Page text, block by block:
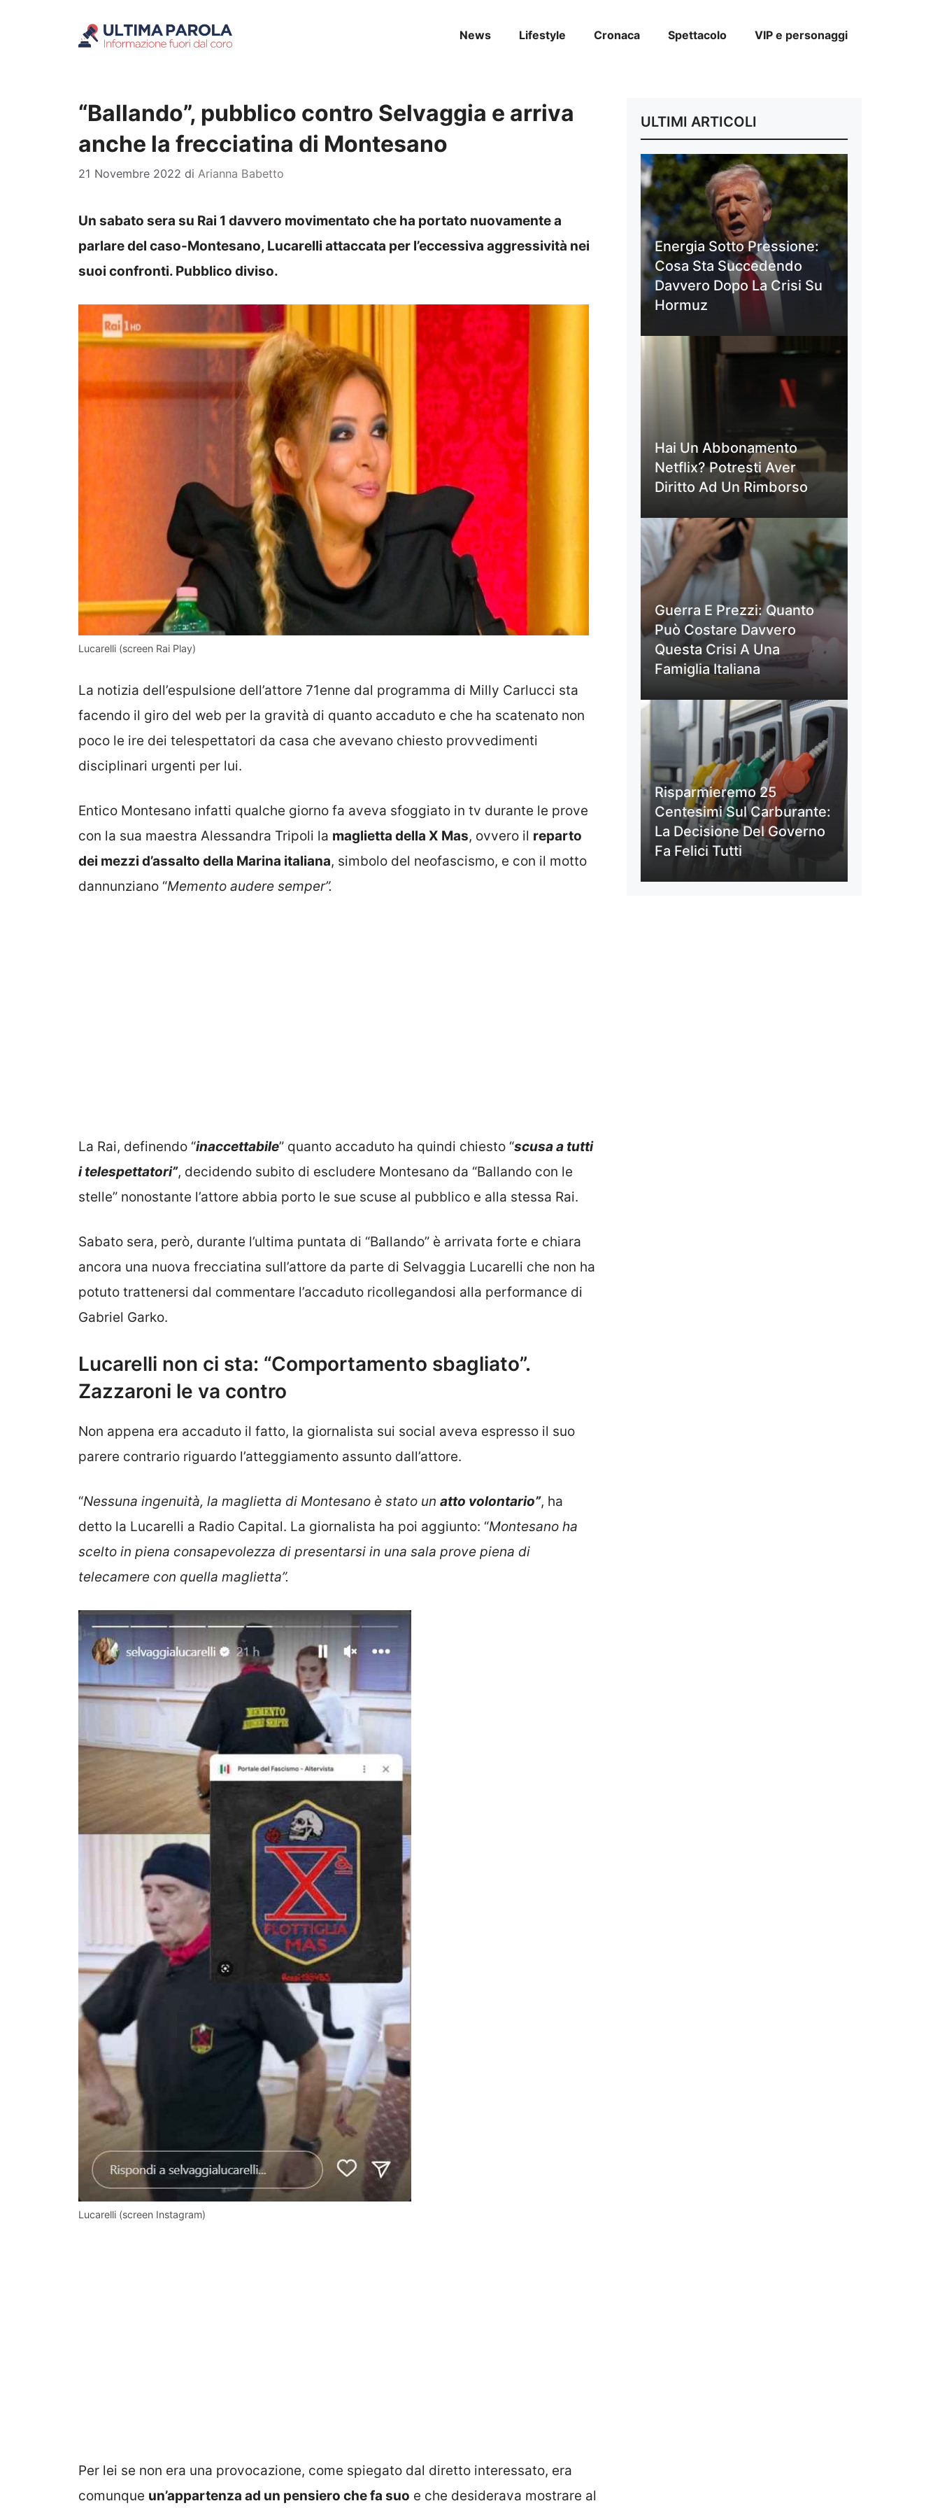
News Lifestyle Cronaca Spettacolo VIP e personaggi
“Ballando”, pubblico contro Selvaggia e arriva
anche la frecciatina di Montesano
21 Novembre 2022 di Arianna Babetto
Un sabato sera su Rai 1 davvero movimentato che ha portato nuovamente a
parlare del caso-Montesano, Lucarelli attaccata per l’eccessiva aggressività nei
suoi confronti. Pubblico diviso.
Lucarelli (screen Rai Play)
La notizia dell’espulsione dell’attore 71enne dal programma di Milly Carlucci sta
facendo il giro del web per la gravità di quanto accaduto e che ha scatenato non
poco le ire dei telespettatori da casa che avevano chiesto provvedimenti
disciplinari urgenti per lui.
Entico Montesano infatti qualche giorno fa aveva sfoggiato in tv durante le prove
con la sua maestra Alessandra Tripoli la maglietta della X Mas, ovvero il reparto
dei mezzi d’assalto della Marina italiana, simbolo del neofascismo, e con il motto
dannunziano “Memento audere semper”.
La Rai, definendo “inaccettabile” quanto accaduto ha quindi chiesto “scusa a tutti
i telespettatori”, decidendo subito di escludere Montesano da “Ballando con le
stelle” nonostante l’attore abbia porto le sue scuse al pubblico e alla stessa Rai.
Sabato sera, però, durante l’ultima puntata di “Ballando” è arrivata forte e chiara
ancora una nuova frecciatina sull’attore da parte di Selvaggia Lucarelli che non ha
potuto trattenersi dal commentare l’accaduto ricollegandosi alla performance di
Gabriel Garko.
Lucarelli non ci sta: “Comportamento sbagliato”.
Zazzaroni le va contro
Non appena era accaduto il fatto, la giornalista sui social aveva espresso il suo
parere contrario riguardo l’atteggiamento assunto dall’attore.
“Nessuna ingenuità, la maglietta di Montesano è stato un atto volontario”, ha
detto la Lucarelli a Radio Capital. La giornalista ha poi aggiunto: “Montesano ha
scelto in piena consapevolezza di presentarsi in una sala prove piena di
telecamere con quella maglietta”.
Lucarelli (screen Instagram)
Per lei se non era una provocazione, come spiegato dal diretto interessato, era
comunque un’appartenza ad un pensiero che fa suo e che desiderava mostrare al
ULTIMI ARTICOLI
Energia Sotto Pressione:
Cosa Sta Succedendo
Davvero Dopo La Crisi Su
Hormuz
Hai Un Abbonamento
Netflix? Potresti Aver
Diritto Ad Un Rimborso
Guerra E Prezzi: Quanto
Può Costare Davvero
Questa Crisi A Una
Famiglia Italiana
Risparmieremo 25
Centesimi Sul Carburante:
La Decisione Del Governo
Fa Felici Tutti